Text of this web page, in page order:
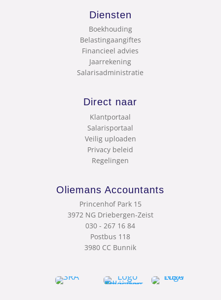
Diensten
Boekhouding
Belastingaangiftes
Financieel advies
Jaarrekening
Salarisadministratie
Direct naar
Klantportaal
Salarisportaal
Veilig uploaden
Privacy beleid
Regelingen
Oliemans Accountants
Princenhof Park 15
3972 NG Driebergen-Zeist
030 - 267 16 84
Postbus 118
3980 CC Bunnik